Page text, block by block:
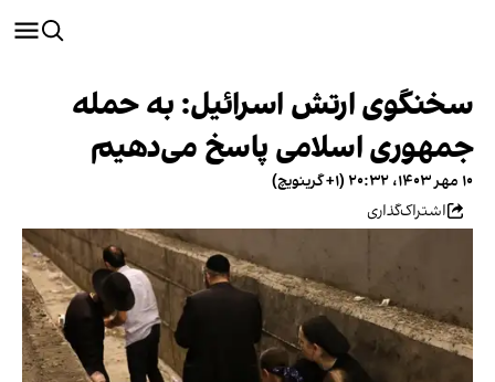
سخنگوی ارتش اسرائیل: به حمله
جمهوری اسلامی پاسخ می‌دهیم
۱۰ مهر ۱۴۰۳، ۲۰:۳۲ (‎+۱ گرینویچ)
اشتراک‌گذاری